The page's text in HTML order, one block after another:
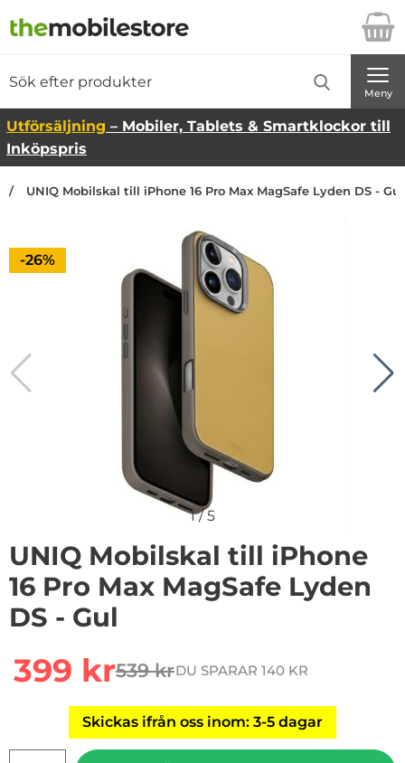
Startsidan för Danira Telecom AB
Meny
Utförsäljning – Mobiler, Tablets & Smartklockor till
Inköpspris
UNIQ Mobilskal till iPhone 16 Pro Max MagSafe Lyden DS - Gul
Priset är nedsatt med
-26%
1/5
UNIQ Mobilskal till iPhone
16 Pro Max MagSafe Lyden
DS - Gul
rea pris
399 krtidigare pris
539 krDU SPARAR 140 KR
Skickas ifrån oss inom: 3-5 dagar